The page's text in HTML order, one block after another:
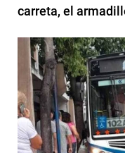
carreta, el